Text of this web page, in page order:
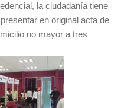
la ciudadanía tiene
en original acta de
no mayor a tres